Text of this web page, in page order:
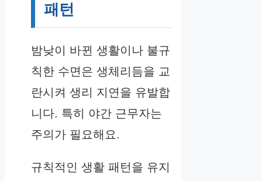
패턴
밤낮이 바뀐 생활이나 불규
칙한 수면은 생체리듬을 교
란시켜 생리 지연을 유발합
니다. 특히 야간 근무자는
주의가 필요해요.
규칙적인 생활 패턴을 유지